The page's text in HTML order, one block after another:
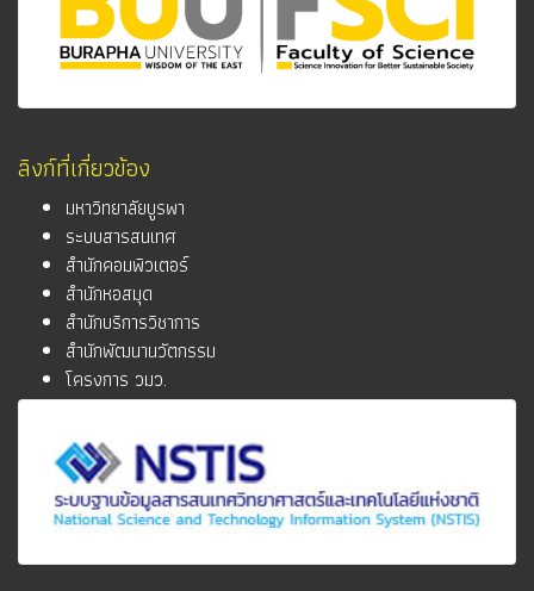
ลิงก์ที่เกี่ยวข้อง
มหาวิทยาลัยบูรพา
ระบบสารสนเทศ
สำนักคอมพิวเตอร์
สำนักหอสมุด
สำนักบริการวิชาการ
สำนักพัฒนานวัตกรรม
โครงการ วมว.